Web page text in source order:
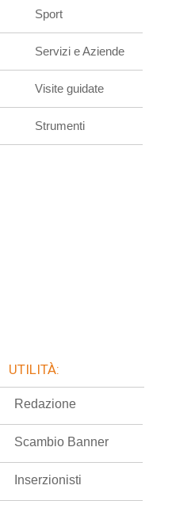
Sport
Servizi e Aziende
Visite guidate
Strumenti
UTILITÀ:
Redazione
Scambio Banner
Inserzionisti